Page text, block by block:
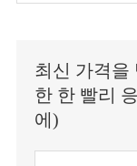
최신 가격을
한 한 빨리
에)